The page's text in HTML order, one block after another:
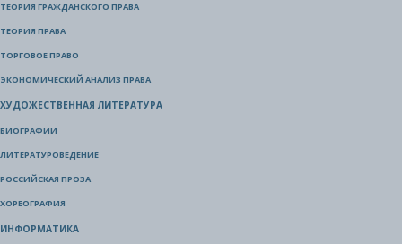
ТЕОРИЯ ГРАЖДАНСКОГО ПРАВА
ТЕОРИЯ ПРАВА
ТОРГОВОЕ ПРАВО
ЭКОНОМИЧЕСКИЙ АНАЛИЗ ПРАВА
ХУДОЖЕСТВЕННАЯ ЛИТЕРАТУРА
БИОГРАФИИ
ЛИТЕРАТУРОВЕДЕНИЕ
РОССИЙСКАЯ ПРОЗА
ХОРЕОГРАФИЯ
ИНФОРМАТИКА